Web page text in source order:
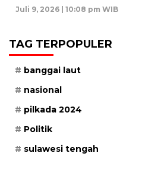
Juli 9, 2026 | 10:08 pm WIB
TAG TERPOPULER
banggai laut
nasional
pilkada 2024
Politik
sulawesi tengah